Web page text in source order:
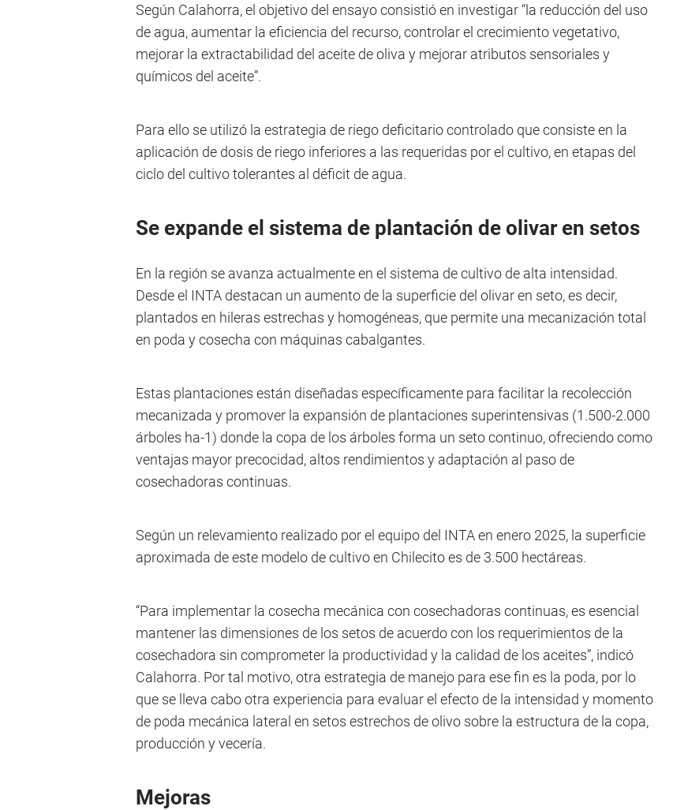
Según Calahorra, el objetivo del ensayo consistió en investigar “la reducción del uso
de agua, aumentar la eficiencia del recurso, controlar el crecimiento vegetativo,
mejorar la extractabilidad del aceite de oliva y mejorar atributos sensoriales y
químicos del aceite”.
Para ello se utilizó la estrategia de riego deficitario controlado que consiste en la
aplicación de dosis de riego inferiores a las requeridas por el cultivo, en etapas del
ciclo del cultivo tolerantes al déficit de agua.
Se expande el sistema de plantación de olivar en setos
En la región se avanza actualmente en el sistema de cultivo de alta intensidad.
Desde el INTA destacan un aumento de la superficie del olivar en seto, es decir,
plantados en hileras estrechas y homogéneas, que permite una mecanización total
en poda y cosecha con máquinas cabalgantes.
Estas plantaciones están diseñadas específicamente para facilitar la recolección
mecanizada y promover la expansión de plantaciones superintensivas (1.500-2.000
árboles ha-1) donde la copa de los árboles forma un seto continuo, ofreciendo como
ventajas mayor precocidad, altos rendimientos y adaptación al paso de
cosechadoras continuas.
Según un relevamiento realizado por el equipo del INTA en enero 2025, la superficie
aproximada de este modelo de cultivo en Chilecito es de 3.500 hectáreas.
“Para implementar la cosecha mecánica con cosechadoras continuas, es esencial
mantener las dimensiones de los setos de acuerdo con los requerimientos de la
cosechadora sin comprometer la productividad y la calidad de los aceites”, indicó
Calahorra. Por tal motivo, otra estrategia de manejo para ese fin es la poda, por lo
que se lleva cabo otra experiencia para evaluar el efecto de la intensidad y momento
de poda mecánica lateral en setos estrechos de olivo sobre la estructura de la copa,
producción y vecería.
Mejoras